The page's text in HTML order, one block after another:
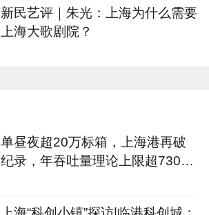
新民艺评｜朱光：上海为什么需要
上海大歌剧院？
单昼夜超20万标箱，上海港再破
纪录，年吞吐量理论上限超7300